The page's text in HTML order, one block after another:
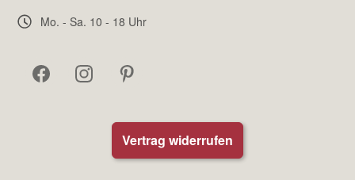
Mo. - Sa. 10 - 18 Uhr
Vertrag widerrufen